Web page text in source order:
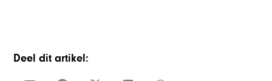
Deel dit artikel: